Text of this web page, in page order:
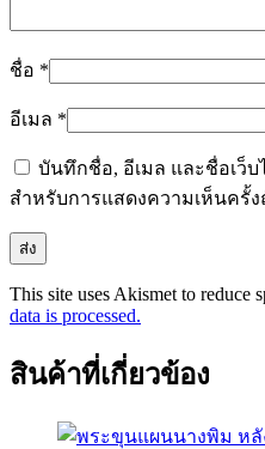
ชื่อ *
อีเมล *
บันทึกชื่อ, อีเมล และชื่อเว็
สำหรับการแสดงความเห็นครั้ง
This site uses Akismet to reduce
data is processed.
สินค้าที่เกี่ยวข้อง